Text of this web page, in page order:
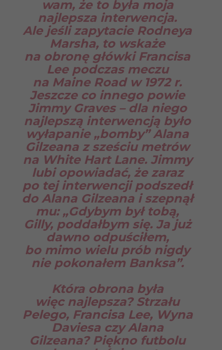
wam, że to była moja
najlepsza interwencja.
Ale jeśli zapytacie Rodneya
Marsha, to wskaże
na obronę główki Francisa
Lee podczas meczu
na Maine Road w 1972 r.
Jeszcze co innego powie
Jimmy Graves – dla niego
najlepszą interwencją było
wyłapanie „bomby” Alana
Gilzeana z sześciu metrów
na White Hart Lane. Jimmy
lubi opowiadać, że zaraz
po tej interwencji podszedł
do Alana Gilzeana i szepnął
mu: „Gdybym był tobą,
Gilly, poddałbym się. Ja już
dawno odpuściłem,
bo mimo wielu prób nigdy
nie pokonałem Banksa”.
Która obrona była
więc najlepsza? Strzału
Pelego, Francisa Lee, Wyna
Daviesa czy Alana
Gilzeana? Piękno futbolu